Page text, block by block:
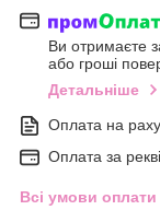
Ви отримаєте
або гроші
Детальніше
Оплата на
Оплата за
Всі умови оплати